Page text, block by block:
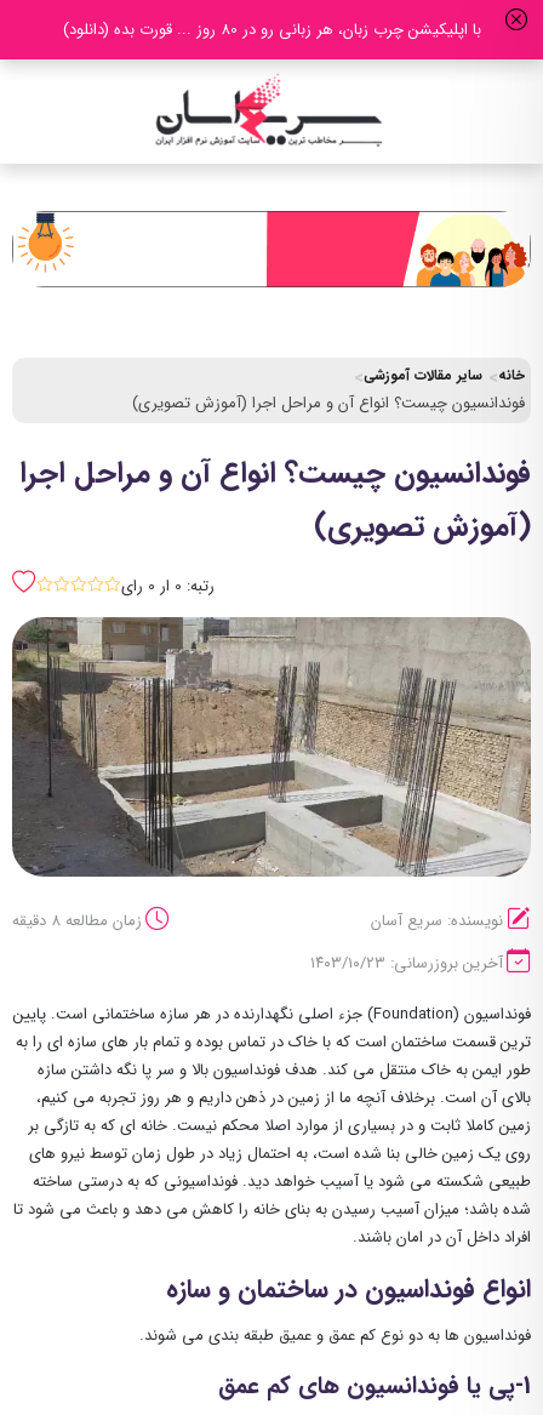
با اپلیکیشن چرب زبان، هر زبانی رو در 80 روز ... قورت بده (دانلود)
خانه سایر مقالات آموزشی
فوندانسیون چیست؟ انواع آن و مراحل اجرا (آموزش تصویری)
فوندانسیون چیست؟ انواع آن و مراحل اجرا
(آموزش تصویری)
رتبه: 0 ار 0 رای sssss
نویسنده: سریع آسان
زمان مطالعه 8 دقیقه
آخرین بروزرسانی: ۱۴۰۳/۱۰/۲۳
فونداسیون (Foundation) جزء اصلی نگهدارنده در هر سازه ساختمانی است. پایین
ترین قسمت ساختمان است که با خاک در تماس بوده و تمام بار های سازه ای را به
طور ایمن به خاک منتقل می کند. هدف فونداسیون بالا و سر پا نگه داشتن سازه
بالای آن است. برخلاف آنچه ما از زمین در ذهن داریم و هر روز تجربه می کنیم،
زمین کاملا ثابت و در بسیاری از موارد اصلا محکم نیست. خانه ‌ای که به‌ تازگی بر
روی یک زمین خالی بنا شده است، به احتمال زیاد در طول زمان توسط نیرو های
طبیعی شکسته می شود یا آسیب خواهد دید. فونداسیونی که به درستی ساخته
شده باشد؛ میزان آسیب رسیدن به بنای خانه را کاهش می دهد و باعث می شود تا
افراد داخل آن در امان باشند.
انواع فونداسیون در ساختمان و سازه
فونداسیون ها به دو نوع کم عمق و عمیق طبقه بندی می شوند.
1-پی یا فوندانسیون های کم عمق